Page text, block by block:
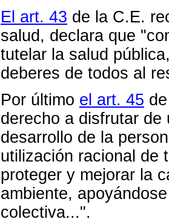
El art. 43 de la C.E.
salud, declara que
tutelar la salud
deberes de todos al
Por último el art. 45
derecho a disfrutar de
desarrollo de la
utilización racional de
proteger y mejorar la
ambiente,
colectiva...".